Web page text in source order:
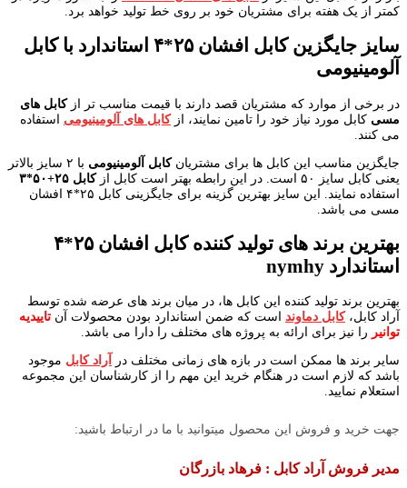
کمتر از یک هفته برای مشتریان خود بر روی خط تولید خواهد برد.
سایز جایگزین کابل افشان ۲۵*۴ استاندارد با کابل
آلومینیومی
در برخی از موارد که مشتریان قصد دارند با قیمت مناسب تر ازکابل های
مسی کابل مورد نیاز خود را تامین نمایند، ازکابل های آلومینیومی استفاده
می کنند.
جایگزین مناسب این کابل ها برای مشتریانکابل آلومینیومی
با ۲ سایز بالاتر
یعنی کابل سایز ۵۰ است. در این رابطه بهتر است کابل از
کابل ۲۵+۵۰*۳
استفاده نمایند. این سایز بهترین گزینه برای جایگزینی کابل ۲۵*۴ افشان
مسی می باشد.
بهترین برند های تولید کننده کابل افشان ۲۵*۴
استاندارد nymhy
بهترین برند تولید کننده این کابل ها، در میان برند های عرضه شده توسط
آراد کابل،کابل دماوند است که ضمن استاندارد بودن محصولات آن تاییدیه
توانیر را نیز برای ارائه به پروژه های مختلف را دارا می باشد.
سایر برند ها ممکن است در بازه های زمانی مختلف در آراد کابل موجود
باشد که لازم است در هنگام خرید این مهم را از کارشناسان این مجموعه
استعلام نمایید.
جهت خرید و فروش این محصول میتوانید با ما در ارتباط باشید:
مدیر فروش آراد کابل : فرهاد بازرگان